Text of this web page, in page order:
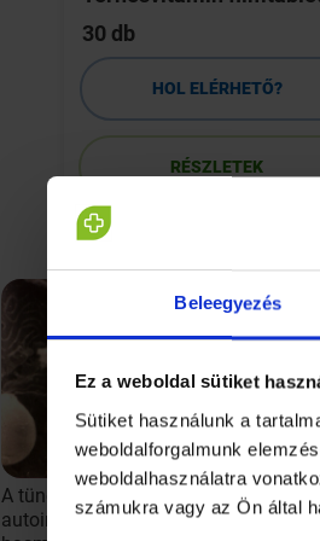
Beleegyezés
Ez a weboldal sütiket
Sütiket használunk a
weboldalforgalmunk
weboldalhasználatra
számukra vagy az Ön által
30 db
HOL ELÉRHETŐ?
RÉSZLETEK
A tünetek igen szerteágazóak
autoimmun betegségek, pajzsmirigy